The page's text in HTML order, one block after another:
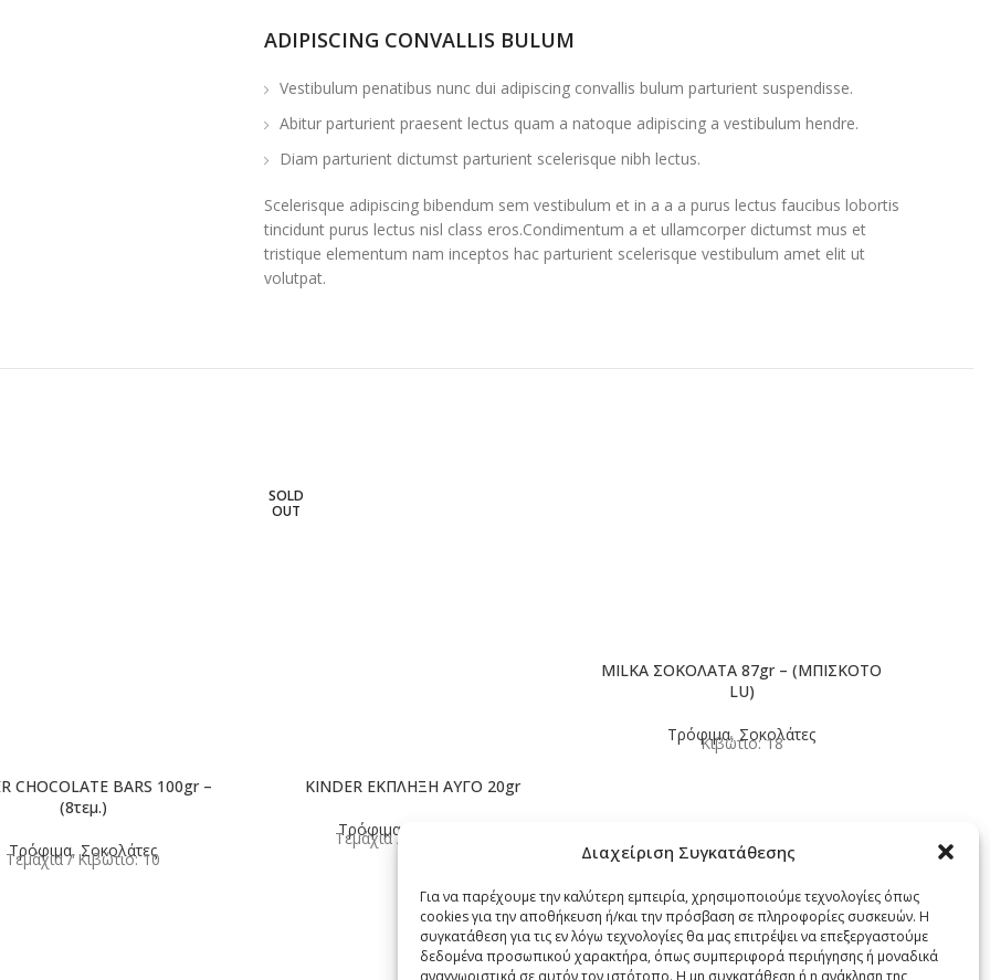
Διαχείριση Συγκατάθεσης
Για να παρέχουμε την καλύτερη εμπειρία, χρησιμοποιούμε τεχνολογίες όπως
cookies για την αποθήκευση ή/και την πρόσβαση σε πληροφορίες συσκευών. Η
συγκατάθεση για τις εν λόγω τεχνολογίες θα μας επιτρέψει να επεξεργαστούμε
δεδομένα προσωπικού χαρακτήρα, όπως συμπεριφορά περιήγησης ή μοναδικά
αναγνωριστικά σε αυτόν τον ιστότοπο. Η μη συγκατάθεση ή η ανάκληση της
ADIPISCING CONVALLIS BULUM
Vestibulum penatibus nunc dui adipiscing convallis bulum parturient suspendisse.
Abitur parturient praesent lectus quam a natoque adipiscing a vestibulum hendre.
Diam parturient dictumst parturient scelerisque nibh lectus.
Scelerisque adipiscing bibendum sem vestibulum et in a a a purus lectus faucibus lobortis
tincidunt purus lectus nisl class eros.Condimentum a et ullamcorper dictumst mus et
tristique elementum nam inceptos hac parturient scelerisque vestibulum amet elit ut
volutpat.
CHOCOLATE BARS 100gr –
(8τεμ.)
Τρόφιμα,Σοκολάτες
Τεμάχια / Κιβώτιο: 10
SOLD
OUT
KINDER ΕΚΠΛΗΞΗ ΑΥΓΟ 20gr
Τρόφιμα
Τεμάχια / Κιβώτιο: 72
MILKA ΣΟΚΟΛΑΤΑ 87gr – (ΜΠΙΣΚΟΤΟ
LU)
Τρόφιμα, Σοκολάτες
Κιβώτιο: 18